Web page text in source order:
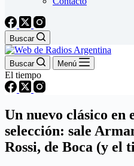
Buscar
Buscar Menú
El tiempo
Un nuevo clásico en
selección: sale
Rossi, de Boca (y el